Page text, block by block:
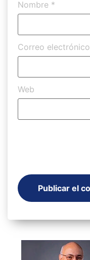
Nombre *
Correo electrónico
Web